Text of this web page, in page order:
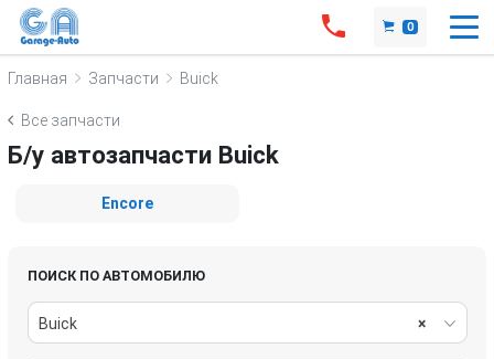
0
Главная Запчасти Buick
Все запчасти
Б/у автозапчасти Buick
Encore
ПОИСК ПО АВТОМОБИЛЮ
×
Buick